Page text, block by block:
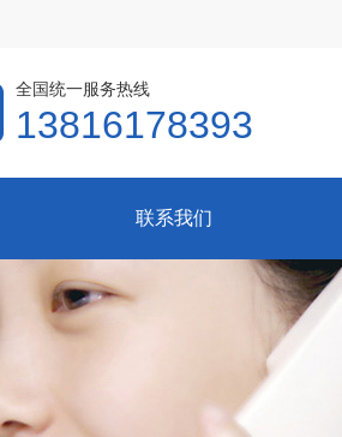
全国统一服务热线
13816178393
联系我们